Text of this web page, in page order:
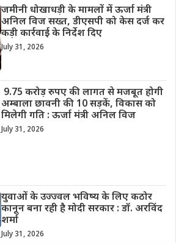
जमीनी धोखाधड़ी के मामलों में ऊर्जा मंत्री
अनिल विज सख्त, डीएसपी को केस दर्ज कर
कड़ी कार्रवाई के निर्देश दिए
July 31, 2026
9.75 करोड़ रुपए की लागत से मजबूत होगी
अम्बाला छावनी की 10 सड़कें, विकास को
मिलेगी गति : ऊर्जा मंत्री अनिल विज
July 31, 2026
युवाओं के उज्ज्वल भविष्य के लिए कठोर
कानून बना रही है मोदी सरकार : डॉ. अरविंद
शर्मा
July 31, 2026